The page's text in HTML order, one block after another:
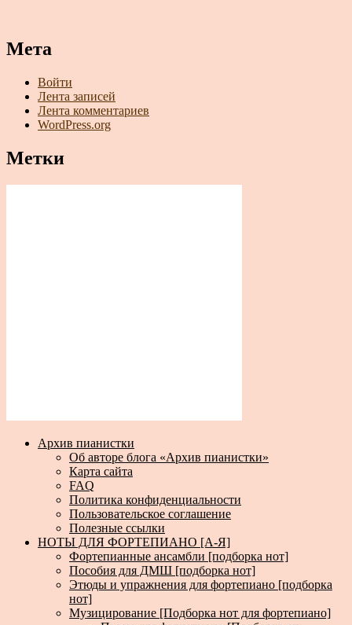
Мета
Войти
Лента записей
Лента комментариев
WordPress.org
Метки
Архив пианистки
Об авторе блога «Архив пианистки»
Карта сайта
FAQ
Политика конфиденциальности
Пользовательское соглашение
Полезные ссылки
НОТЫ ДЛЯ ФОРТЕПИАНО [А-Я]
Фортепианные ансамбли [подборка нот]
Пособия для ДМШ [подборка нот]
Этюды и упражнения для фортепиано [подборка
нот]
Музицирование [Подборка нот для фортепиано]